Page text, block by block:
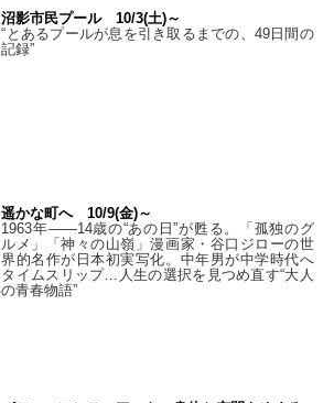
沼影市民プール 10/3(土)～
“とあるプールが息を引き取るまでの、49日間の
記録”
遥かな町へ 10/9(金)～
1963年――14歳の“あの日”が甦る。「孤独のグ
ルメ」「神々の山嶺」漫画家・谷口ジローの世
界的名作が日本初実写化。中年男が中学時代へ
タイムスリップ…人生の選択を見つめ直す“大人
の青春物語”